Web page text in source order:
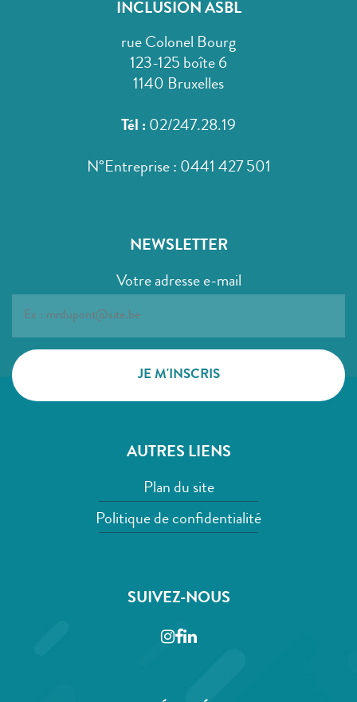
INCLUSION ASBL
rue Colonel Bourg
123-125 boîte 6
1140 Bruxelles
Tél : 02/247.28.19
N°Entreprise : 0441 427 501
NEWSLETTER
Votre adresse e-mail
AUTRES LIENS
Plan du site
Politique de confidentialité
SUIVEZ-NOUS
Instagram
Facebook
LinkedIn